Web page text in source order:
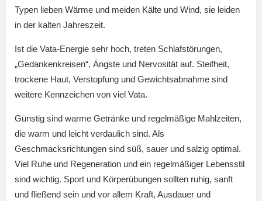
Typen lieben Wärme und meiden Kälte und Wind, sie leiden
in der kalten Jahreszeit.
Ist die Vata-Energie sehr hoch, treten Schlafstörungen,
„Gedankenkreisen“, Ängste und Nervosität auf. Steifheit,
trockene Haut, Verstopfung und Gewichtsabnahme sind
weitere Kennzeichen von viel Vata.
Günstig sind warme Getränke und regelmäßige Mahlzeiten,
die warm und leicht verdaulich sind. Als
Geschmacksrichtungen sind süß, sauer und salzig optimal.
Viel Ruhe und Regeneration und ein regelmäßiger Lebensstil
sind wichtig. Sport und Körperübungen sollten ruhig, sanft
und fließend sein und vor allem Kraft, Ausdauer und